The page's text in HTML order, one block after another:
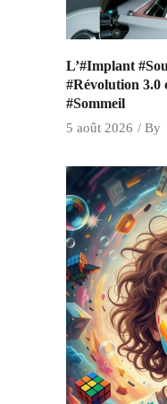
L’#Implant
#Révolution 3.0
#Sommeil
5 août 2026 By